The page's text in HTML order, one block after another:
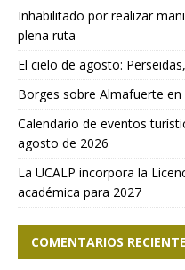
Inhabilitado por realizar
plena ruta
El cielo de agosto:
Borges sobre Almafuerte
Calendario de eventos
agosto de 2026
La UCALP incorpora la
académica para 2027
COMENTARIOS